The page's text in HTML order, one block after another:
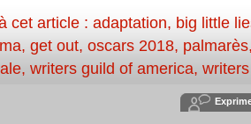
cet article : adaptation, big little
, get out, oscars 2018, palmarès
, writers guild of america,